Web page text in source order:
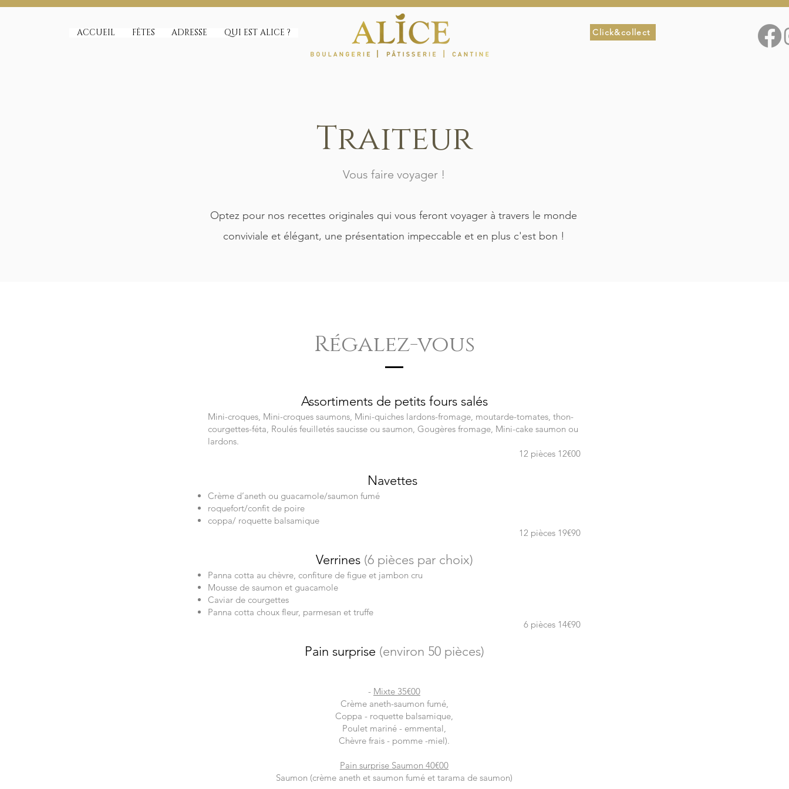
ACCUEIL FÊTES ADRESSE QUI EST ALICE ? Click&collect
Traiteur
Vous faire voyager !
Optez pour nos recettes originales qui vous feront voyager à travers le monde
conviviale et élégant, une présentation impeccable et en plus c'est bon !
Régalez-vous
Assortiments de petits fours salés
Mini-croques, Mini-croques saumons, Mini-quiches lardons-fromage, moutarde-tomates, thon-
courgettes-féta, Roulés feuilletés saucisse ou saumon, Gougères fromage, Mini-cake saumon ou
lardons.
12 pièces 12€00
Navettes
Crème d’aneth ou guacamole/saumon fumé
roquefort/confit de poire
coppa/ roquette balsamique
12 pièces 19€90
Verrines(6 pièces par choix)
Panna cotta au chèvre, confiture de figue et jambon cru
Mousse de saumon et guacamole
Caviar de courgettes
Panna cotta choux fleur, parmesan et truffe
6 pièces 14€90
Pain surprise (environ 50 pièces)
- Mixte 35€00
Crème aneth-saumon fumé,
Coppa - roquette balsamique,
Poulet mariné - emmental,
Chèvre frais - pomme -miel).
Pain surprise Saumon 40€00
Saumon (crème aneth et saumon fumé et tarama de saumon)